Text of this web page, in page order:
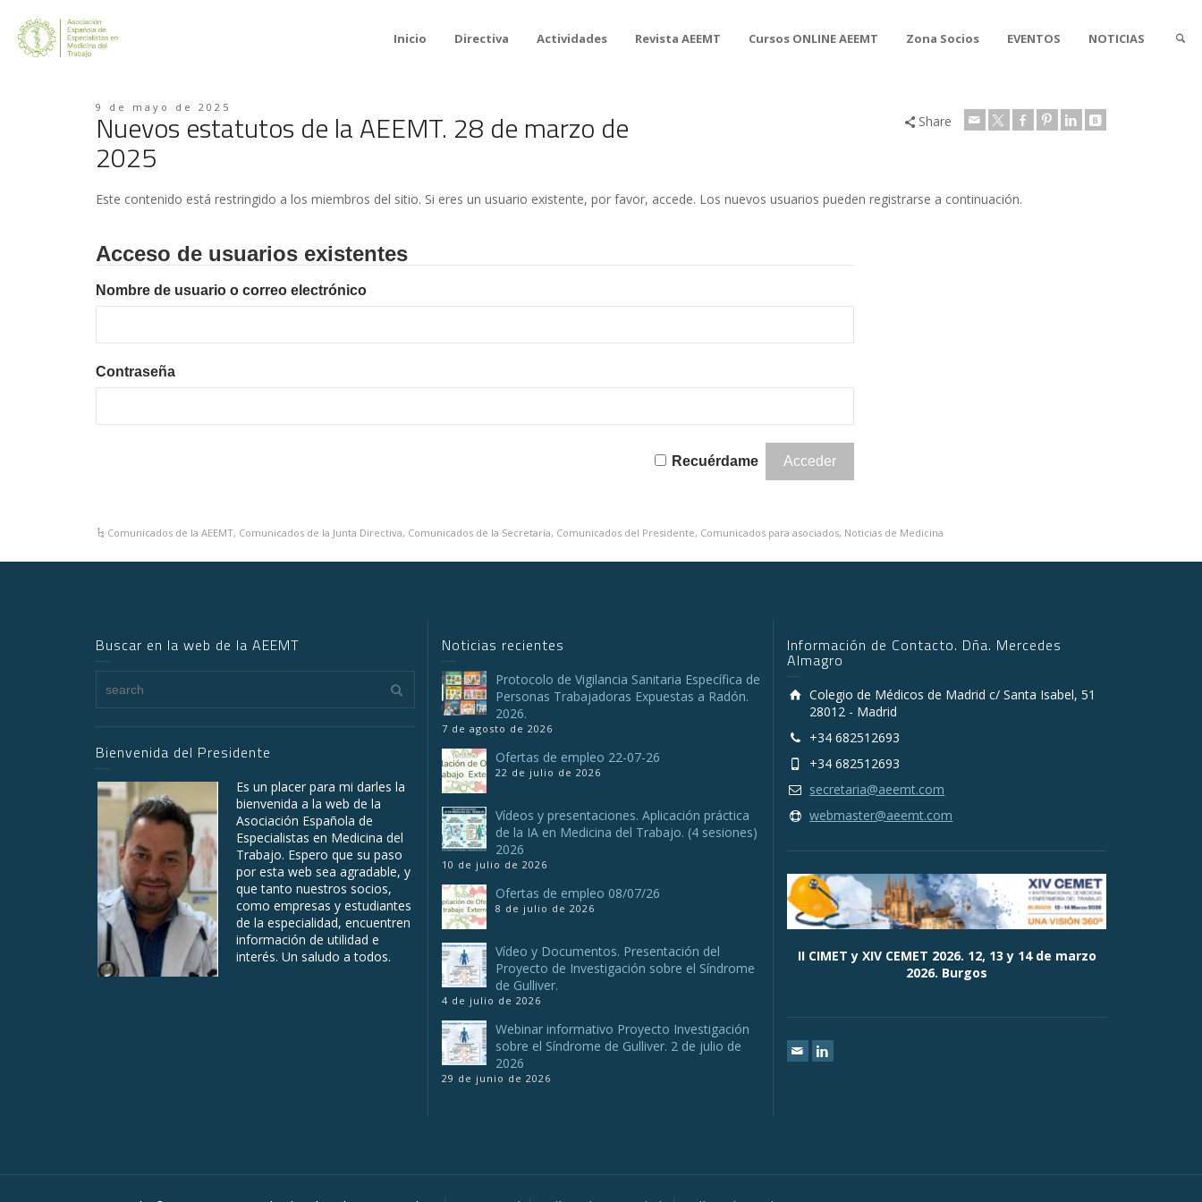
Inicio Directiva Actividades Revista AEEMT Cursos ONLINE AEEMT Zona Socios EVENTOS NOTICIAS
9 de mayo de 2025
Nuevos estatutos de la AEEMT. 28 de marzo de
2025
Share
Este contenido está restringido a los miembros del sitio. Si eres un usuario existente, por favor, accede. Los nuevos usuarios pueden registrarse a continuación.
Acceso de usuarios existentes
Nombre de usuario o correo electrónico
Contraseña
Recuérdame
Comunicados de la AEEMT, Comunicados de la Junta Directiva, Comunicados de la Secretaría, Comunicados del Presidente, Comunicados para asociados, Noticias de Medicina
Buscar en la web de la AEEMT
Bienvenida del Presidente
Es un placer para mi darles la
bienvenida a la web de la
Asociación Española de
Especialistas en Medicina del
Trabajo. Espero que su paso
por esta web sea agradable, y
que tanto nuestros socios,
como empresas y estudiantes
de la especialidad, encuentren
información de utilidad e
interés. Un saludo a todos.
Noticias recientes
Protocolo de Vigilancia Sanitaria Específica de
Personas Trabajadoras Expuestas a Radón.
2026.
7 de agosto de 2026
Ofertas de empleo 22-07-26
22 de julio de 2026
Vídeos y presentaciones. Aplicación práctica
de la IA en Medicina del Trabajo. (4 sesiones)
2026
10 de julio de 2026
Ofertas de empleo 08/07/26
8 de julio de 2026
Vídeo y Documentos. Presentación del
Proyecto de Investigación sobre el Síndrome
de Gulliver.
4 de julio de 2026
Webinar informativo Proyecto Investigación
sobre el Síndrome de Gulliver. 2 de julio de
2026
29 de junio de 2026
Información de Contacto. Dña. Mercedes
Almagro
Colegio de Médicos de Madrid c/ Santa Isabel, 51
28012 - Madrid
+34 682512693
+34 682512693
secretaria@aeemt.com
webmaster@aeemt.com
II CIMET y XIV CEMET 2026. 12, 13 y 14 de marzo
2026. Burgos